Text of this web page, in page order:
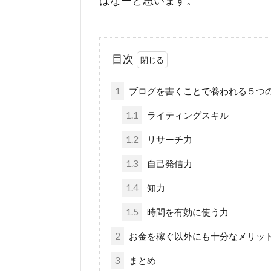
目次
1 ブログを書くことで養われる５つ
1.1 ライティングスキル
1.2 リサーチ力
1.3 自己発信力
1.4 知力
1.5 時間を有効に使う力
2 お金を稼ぐ以外にも十分なメリッ
3 まとめ